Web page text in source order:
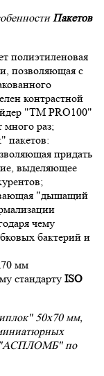
Пакетов
полиэтиленовая
позволяющая с
контрастной
"ТМ PRO100"
много раз;
пакетов:
придать
выделяющее
"дышащий
чему
бактерий и
мм
стандарту ISO
50х70 мм,
"АСПЛОМБ" по